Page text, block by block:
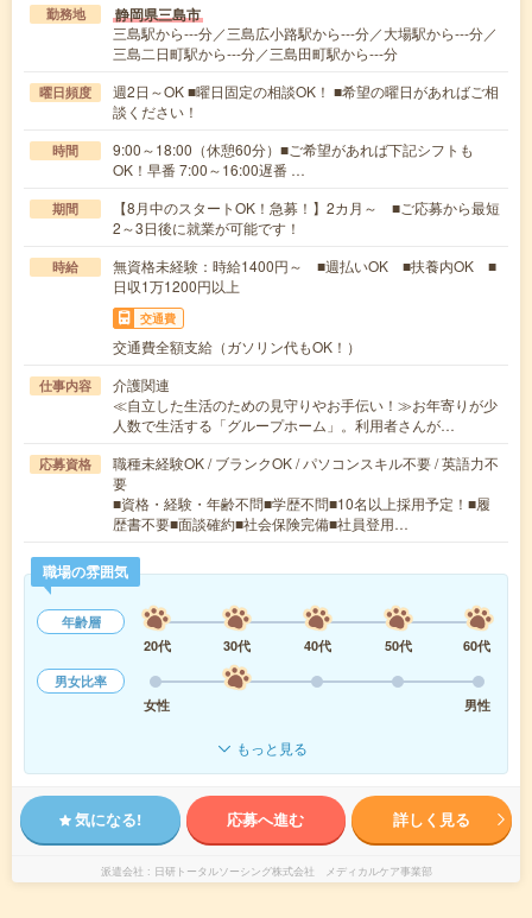
勤務地 静岡県三島市
三島駅から---分／三島広小路駅から---分／大場駅から---分／
三島二日町駅から---分／三島田町駅から---分
曜日頻度
週2日～OK ■曜日固定の相談OK！ ■希望の曜日があればご相
談ください！
時間
9:00～18:00（休憩60分）■ご希望があれば下記シフトも
OK！早番 7:00～16:00遅番 …
期間
【8月中のスタートOK！急募！】2カ月～ ■ご応募から最短
2～3日後に就業が可能です！
時給
無資格未経験：時給1400円～ ■週払いOK ■扶養内OK ■
日収1万1200円以上
交通費
交通費全額支給（ガソリン代もOK！）
仕事内容
介護関連
≪自立した生活のための見守りやお手伝い！≫お年寄りが少
人数で生活する「グループホーム」。利用者さんが…
応募資格
職種未経験OK / ブランクOK / パソコンスキル不要 / 英語力不
要
■資格・経験・年齢不問■学歴不問■10名以上採用予定！■履
歴書不要■面談確約■社会保険完備■社員登用…
職場の雰囲気
年齢層
20代
30代 40代 50代
60代
男女比率
女性
男性
もっと見る
気になる! 応募へ進む 詳しく見る
派遣会社 日研トータルソーシング株式会社 メディカルケア事業部